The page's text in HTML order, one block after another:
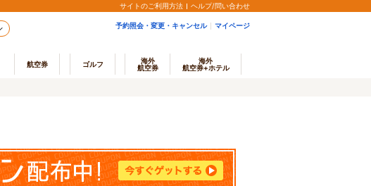
サイトのご利用方法 ヘルプ/問い合わせ
予約照会・変更・キャンセル マイページ
航空券 ゴルフ
海外
航空券
海外
航空券+ホテル